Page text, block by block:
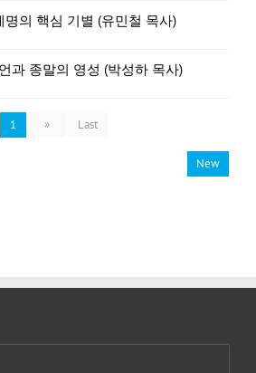
의 핵심 기별 (유민철 목사)
과 종말의 영성 (박성하 목사)
1 » Last
New